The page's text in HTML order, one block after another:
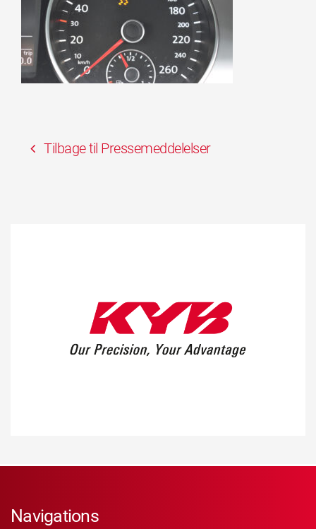
Tilbage til Pressemeddelelser
Navigations